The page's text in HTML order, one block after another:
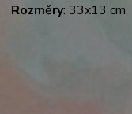
Rozměry: 33x13 cm